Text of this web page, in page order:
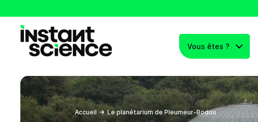
Vous êtes ?
Accueil Le planétarium de Pleumeur-Bodou